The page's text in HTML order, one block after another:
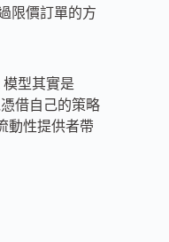
限價訂單的方
模型其實是
借自己的策略
動性提供者帶